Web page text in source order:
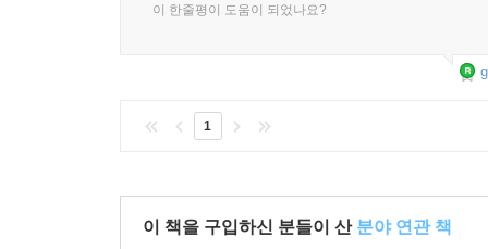
이 한줄평이 도움이 되었나요?
1
이 책을 구입하신 분들이 산 분야 연관 책